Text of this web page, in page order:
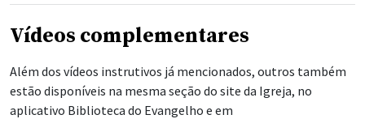
Vídeos complementares
Além dos vídeos instrutivos já mencionados, outros também
estão disponíveis na mesma seção do site da Igreja, no
aplicativo Biblioteca do Evangelho e em